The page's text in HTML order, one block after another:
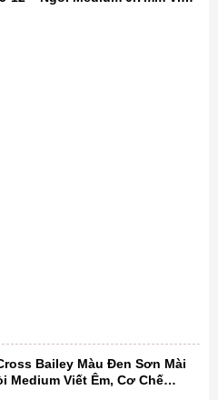
Dễ Dàng Kèm Hộp Quà
Bailey Màu Đen Sơn Mài
Medium Viết Êm, Cơ Chế
Refill Dễ Dàng Kèm Hộp